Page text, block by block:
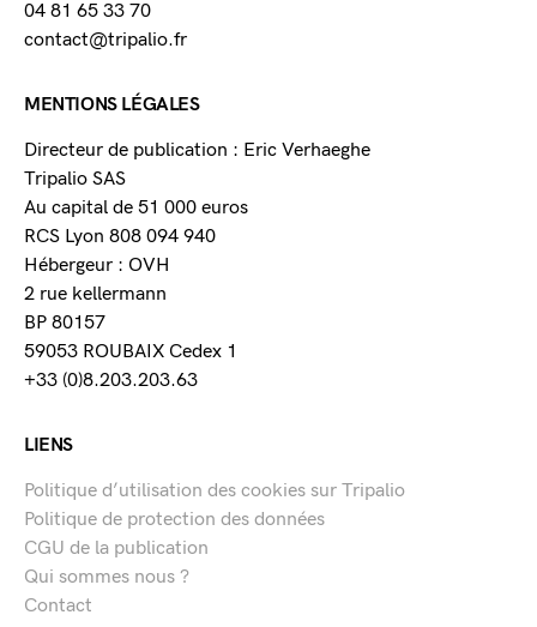
04 81 65 33 70
contact@tripalio.fr
MENTIONS LÉGALES
Directeur de publication : Eric Verhaeghe
Tripalio SAS
Au capital de 51 000 euros
RCS Lyon 808 094 940
Hébergeur : OVH
2 rue kellermann
BP 80157
59053 ROUBAIX Cedex 1
+33 (0)8.203.203.63
LIENS
Politique d’utilisation des cookies sur Tripalio
Politique de protection des données
CGU de la publication
Qui sommes nous ?
Contact